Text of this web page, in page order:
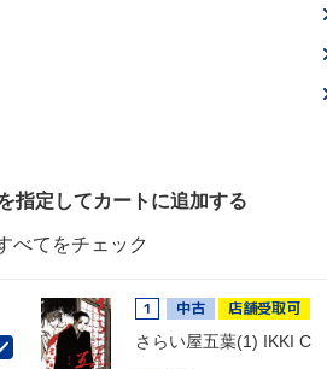
指定してカートに追加する
べてをチェック
1 中古 店舗受取可
さらい屋五葉(1) IKKI C